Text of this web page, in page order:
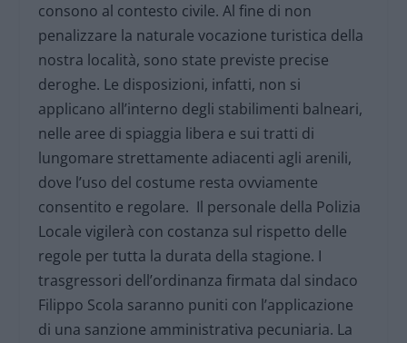
consono al contesto civile. Al fine di non
penalizzare la naturale vocazione turistica della
nostra località, sono state previste precise
deroghe. Le disposizioni, infatti, non si
applicano all’interno degli stabilimenti balneari,
nelle aree di spiaggia libera e sui tratti di
lungomare strettamente adiacenti agli arenili,
dove l’uso del costume resta ovviamente
consentito e regolare. Il personale della Polizia
Locale vigilerà con costanza sul rispetto delle
regole per tutta la durata della stagione. I
trasgressori dell’ordinanza firmata dal sindaco
Filippo Scola saranno puniti con l’applicazione
di una sanzione amministrativa pecuniaria. La